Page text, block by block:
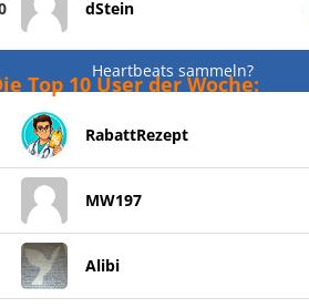
dStein
Heartbeats sammeln?
Top 10 User der Woche:
RabattRezept
MW197
Alibi